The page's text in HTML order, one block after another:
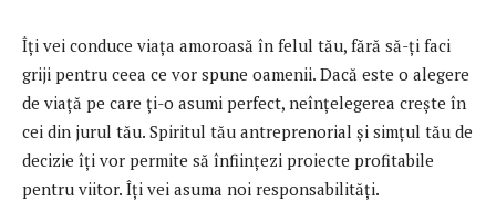
Îți vei conduce viața amoroasă în felul tău, fără să-ți faci
griji pentru ceea ce vor spune oamenii. Dacă este o alegere
de viață pe care ți-o asumi perfect, neînțelegerea crește în
cei din jurul tău. Spiritul tău antreprenorial și simțul tău de
decizie îți vor permite să înființezi proiecte profitabile
pentru viitor. Îți vei asuma noi responsabilități.